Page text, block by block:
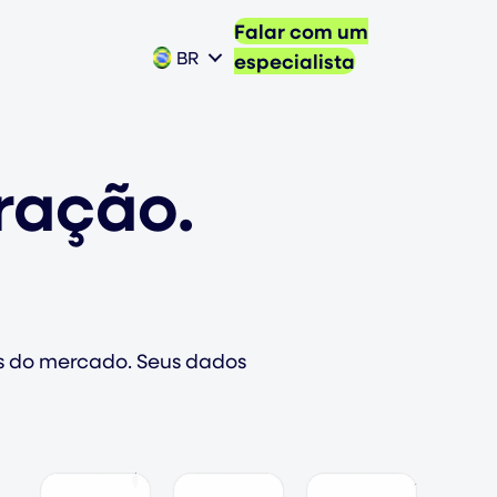
BR
Falar com um
especialista
mercado. Seus dados